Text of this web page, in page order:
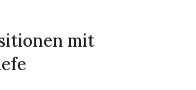
mit